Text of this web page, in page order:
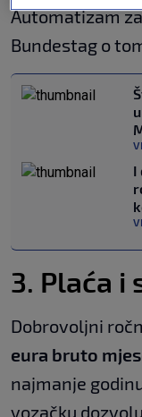
Automatizam
Bundestag o
I
3. Plaća i
Dobrovoljni
eura bruto
najmanje
vozačku